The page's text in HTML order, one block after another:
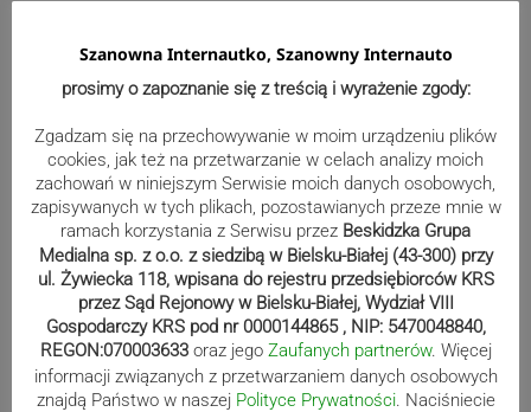
Zobacz, jak wygląda przejażdżka
Diabelskim Młynem! WIDEO
Znikają zabudowania dawnego,
cieszyńskiego „Lasu”. Ruszyła
rozbiórka poprzemysłowego terenu
Niewidzialne klatki. Gdy nawyk staje
się więzieniem umysłu
Szanowna Internautko, Szanowny Internauto
prosimy o zapoznanie się z treścią i wyrażenie zgody:
Zgadzam się na przechowywanie w moim urządzeniu plików
cookies, jak też na przetwarzanie w celach analizy moich
zachowań w niniejszym Serwisie moich danych osobowych,
zapisywanych w tych plikach, pozostawianych przeze mnie w
ramach korzystania z Serwisu przez Beskidzka Grupa
Medialna sp. z o.o. z siedzibą w Bielsku-Białej (43-300) przy
ul. Żywiecka 118, wpisana do rejestru przedsiębiorców KRS
przez Sąd Rejonowy w Bielsku-Białej, Wydział VIII
Gospodarczy KRS pod nr 0000144865 , NIP: 5470048840,
REGON:070003633 oraz jego Zaufanych partnerów. Więcej
informacji związanych z przetwarzaniem danych osobowych
znajdą Państwo w naszej Polityce Prywatności. Naciśniecie